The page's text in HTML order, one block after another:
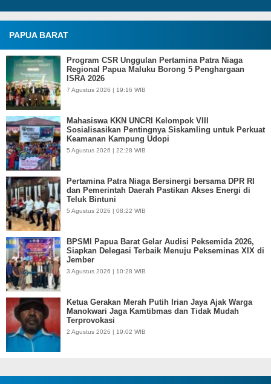
PAPUA BARAT
Program CSR Unggulan Pertamina Patra Niaga
Regional Papua Maluku Borong 5 Penghargaan
ISRA 2026
7 Agustus 2026 | 19:16 WIB
Mahasiswa KKN UNCRI Kelompok VIII
Sosialisasikan Pentingnya Siskamling untuk Perkuat
Keamanan Kampung Udopi
5 Agustus 2026 | 22:28 WIB
Pertamina Patra Niaga Bersinergi bersama DPR RI
dan Pemerintah Daerah Pastikan Akses Energi di
Teluk Bintuni
5 Agustus 2026 | 08:22 WIB
BPSMI Papua Barat Gelar Audisi Peksemida 2026,
Siapkan Delegasi Terbaik Menuju Pekseminas XIX di
Jember
3 Agustus 2026 | 10:28 WIB
Ketua Gerakan Merah Putih Irian Jaya Ajak Warga
Manokwari Jaga Kamtibmas dan Tidak Mudah
Terprovokasi
2 Agustus 2026 | 19:02 WIB